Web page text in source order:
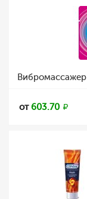
Вибромассажер
от603.70